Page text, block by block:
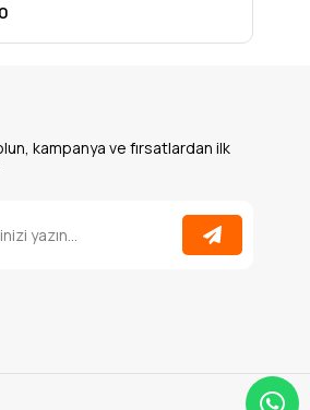
kampanya ve fırsatlardan ilk